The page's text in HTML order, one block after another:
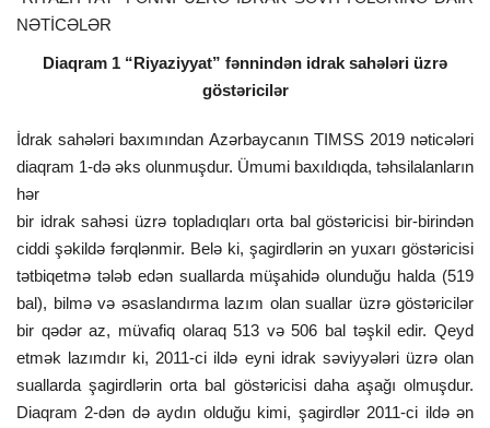
NƏTİCƏLƏR
Diaqram 1 “Riyaziyyat” fənnindən idrak sahələri üzrə
göstəricilər
İdrak sahələri baxımından Azərbaycanın TIMSS 2019 nəticələri
diaqram 1-də əks olunmuşdur. Ümumi baxıldıqda, təhsilalanların
hər
bir idrak sahəsi üzrə topladıqları orta bal göstəricisi bir-birindən
ciddi şəkildə fərqlənmir. Belə ki, şagirdlərin ən yuxarı göstəricisi
tətbiqetmə tələb edən suallarda müşahidə olunduğu halda (519
bal), bilmə və əsaslandırma lazım olan suallar üzrə göstəricilər
bir qədər az, müvafiq olaraq 513 və 506 bal təşkil edir. Qeyd
etmək lazımdır ki, 2011-ci ildə eyni idrak səviyyələri üzrə olan
suallarda şagirdlərin orta bal göstəricisi daha aşağı olmuşdur.
Diaqram 2-dən də aydın olduğu kimi, şagirdlər 2011-ci ildə ən